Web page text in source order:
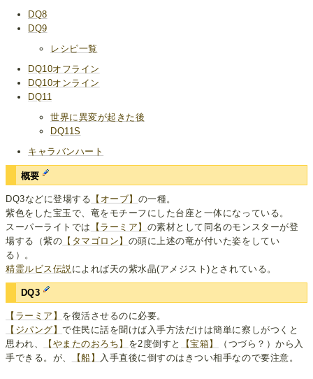
DQ8
DQ9
レシピ一覧
DQ10オフライン
DQ10オンライン
DQ11
世界に異変が起きた後
DQ11S
キャラバンハート
概要
DQ3などに登場する 【オーブ】 の一種。
紫色をした宝玉で、竜をモチーフにした台座と一体になっている。
スーパーライトでは
【ラーミア】 の素材として同名のモンスターが登
場する（紫の 【タマゴロン】 の頭に上述の竜が付いた姿をしてい
る）。
精霊ルビス伝説 によれば天の紫水晶(アメジスト)とされている。
DQ3
【ラーミア】 を復活させるのに必要。
【ジパング】で住民に話を聞けば入手方法だけは簡単に察しがつくと
思われ、
【やまたのおろち】 を2度倒すと 【宝箱】
（つづら？）から入
手できる。が、
【船】 入手直後に倒すのはきつい相手なので要注意。